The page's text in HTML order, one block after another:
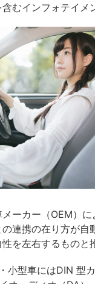
むインフォテイメ
ーカー（OEM）
連携の在り方が
を左右するものと
小型車にはDIN 型